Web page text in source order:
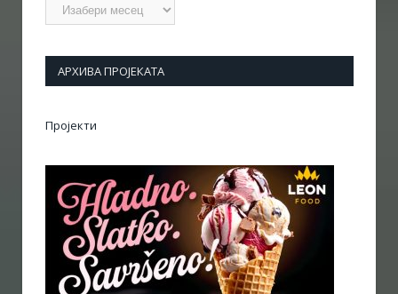
АРХИВА ПРОЈЕКАТА
Пројекти